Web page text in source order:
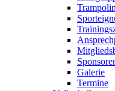
Galerie
Termine